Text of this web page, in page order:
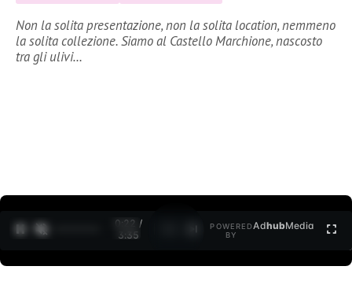
Non la solita presentazione, non la solita location, nemmeno
la solita collezione. Siamo al Castello Marchione, nascosto
tra gli ulivi…
0:22 /
3:35
POWERED
BY
AdhubMedia